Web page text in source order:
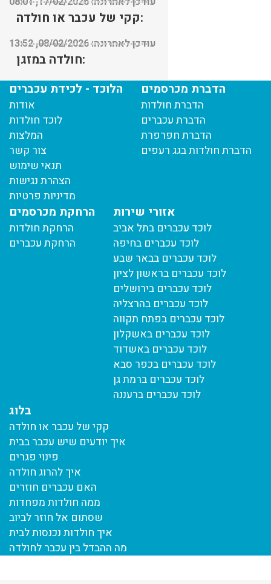
קקי של עכבר או חולדה:
עודכן לאחרונה: 08/02/2026, 13:52
חולדה במזגן:
עודכן לאחרונה: 08/02/2026, 13:45הלוכד - לכידת עכברים
אודות
לוכד חולדות
המלצות
צור קשר
תנאי שימוש
הצהרת נגישות
מדיניות פרטיות
הדברת מכרסמים
הדברת חולדות
הדברת עכברים
הדברת חפרפרת
הדברת חולדות בגג רעפים
הרחקת מכרסמים
הרחקת חולדות
הרחקת עכברים
אזורי שירות
לוכד עכברים בתל אביב
לוכד עכברים בחיפה
לוכד עכברים בבאר שבע
לוכד עכברים בראשון לציון
לוכד עכברים בירושלים
לוכד עכברים בהרצליה
לוכד עכברים בפתח תקווה
לוכד עכברים באשקלון
לוכד עכברים באשדוד
לוכד עכברים בכפר סבא
לוכד עכברים ברמת גן
לוכד עכברים ברעננה
בלוג
קקי של עכבר או חולדה
איך יודעים שיש עכבר בבית
פינוי פגרים
איך להרוג חולדה
האם עכברים חוזרים
ממה חולדות מפחדות
שסתום אל חוזר לביוב
איך חולדות נכנסות לבית
מה ההבדל בין עכבר לחולדה